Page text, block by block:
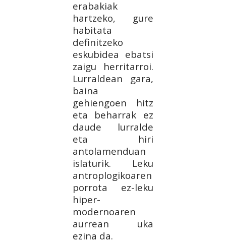
erabakiak
hartzeko, gure
habitata
definitzeko
eskubidea ebatsi
zaigu herritarroi.
Lurraldean gara,
baina
gehiengoen hitz
eta beharrak ez
daude lurralde
eta hiri
antolamenduan
islaturik. Leku
antroplogikoaren
porrota ez-leku
hiper-
modernoaren
aurrean uka
ezina da.